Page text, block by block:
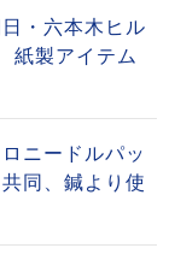
・六本木ヒル
紙製アイテム
ニードルパッ
同、鍼より使